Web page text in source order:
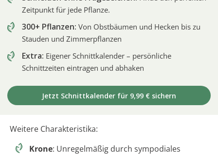
Zeitpunkt für jede Pflanze.
300+ Pflanzen: Von Obstbäumen und Hecken bis zu
Stauden und Zimmerpflanzen
Extra: Eigener Schnittkalender – persönliche
Schnittzeiten eintragen und abhaken
Jetzt Schnittkalender für 9,99 € sichern
Weitere Charakteristika:
Krone: Unregelmäßig durch sympodiales